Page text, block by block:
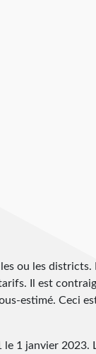
ou les
Il est
estimé. Ceci
le 1 janvier 2023.